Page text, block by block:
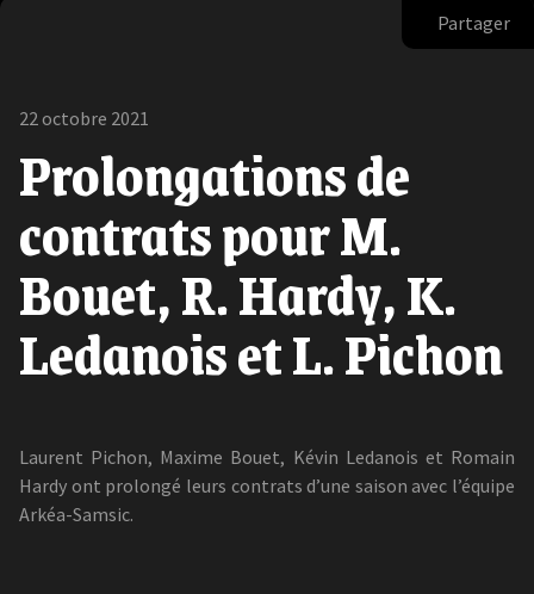
Partager
22 octobre 2021
Prolongations de
contrats pour M.
Bouet, R. Hardy, K.
Ledanois et L. Pichon
Laurent Pichon, Maxime Bouet, Kévin Ledanois et Romain
Hardy ont prolongé leurs contrats d’une saison avec l’équipe
Arkéa-Samsic.